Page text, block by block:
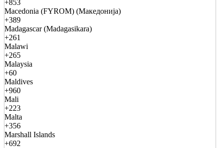
+853
Macedonia (FYROM) (Македонија)
+389
Madagascar (Madagasikara)
+261
Malawi
+265
Malaysia
+60
Maldives
+960
Mali
+223
Malta
+356
Marshall Islands
+692